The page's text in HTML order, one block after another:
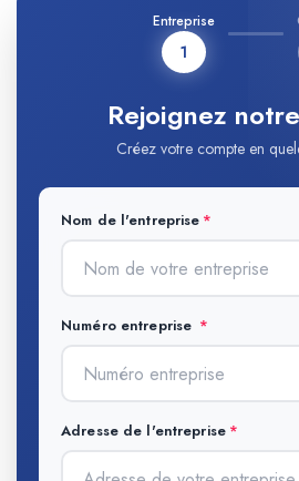
Entreprise
1
Rejoignez
Créez votre compte en
Nom de l'entreprise
Numéro entreprise
Adresse de l'entreprise